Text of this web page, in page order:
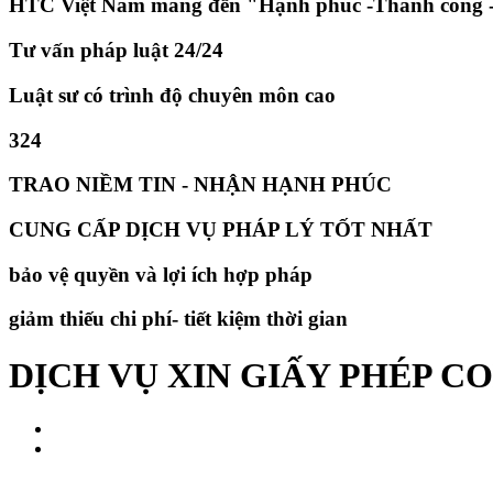
HTC Việt Nam mang đến "Hạnh phúc -Thành
Tư vấn pháp luật 24/24
Luật sư có trình độ chuyên môn cao
324
TRAO NIỀM TIN - NHẬN HẠNH PHÚC
CUNG CẤP DỊCH VỤ PHÁP LÝ TỐT NHẤT
bảo vệ quyền và lợi ích hợp pháp
giảm thiếu chi phí- tiết kiệm thời gian
DỊCH VỤ XIN GIẤY PHÉP